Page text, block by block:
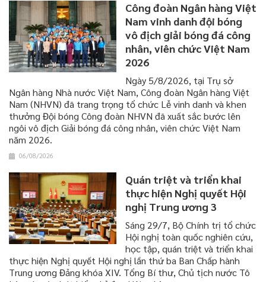
Công đoàn Ngân hàng Việt
Nam vinh danh đội bóng
vô địch giải bóng đá công
nhân, viên chức Việt Nam
2026
Ngày 5/8/2026, tại Trụ sở
Ngân hàng Nhà nước Việt Nam, Công đoàn Ngân hàng Việt
Nam (NHVN) đã trang trọng tổ chức Lễ vinh danh và khen
thưởng Đội bóng Công đoàn NHVN đã xuất sắc bước lên
ngôi vô địch Giải bóng đá công nhân, viên chức Việt Nam
năm 2026.
06/08/2026
Quán triệt và triển khai
thực hiện Nghị quyết Hội
nghị Trung ương 3
​​​​​​​Sáng 29/7, Bộ Chính trị tổ chức
Hội nghị toàn quốc nghiên cứu,
học tập, quán triệt và triển khai
thực hiện Nghị quyết Hội nghị lần thứ ba Ban Chấp hành
Trung ương Đảng khóa XIV. Tổng Bí thư, Chủ tịch nước Tô